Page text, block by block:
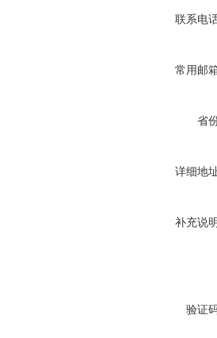
联系电
常用邮
省
详细地
补充说
验证